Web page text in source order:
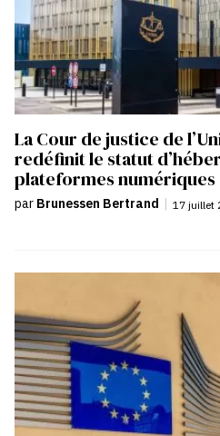
La Cour de justice de
redéfinit le statut
plateformes numériques
par Brunessen Bertrand | 17 juillet